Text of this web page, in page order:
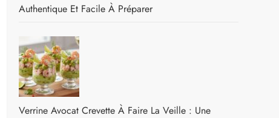
Authentique Et Facile À Préparer
Verrine Avocat Crevette À Faire La Veille : Une